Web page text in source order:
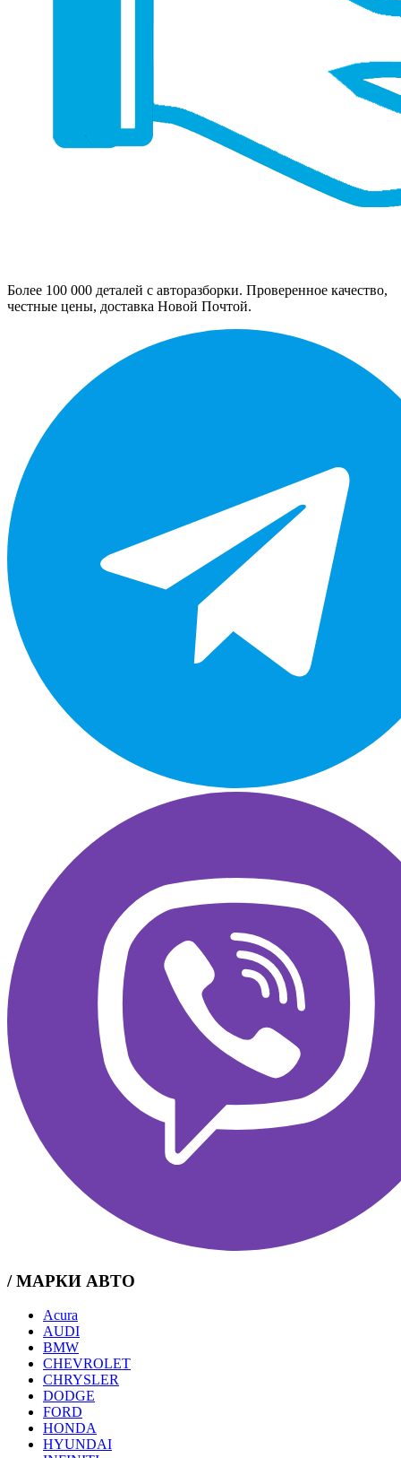
Более 100 000 деталей с авторазборки. Проверенное качество,
честные цены, доставка Новой Почтой.
/ МАРКИ АВТО
Acura
AUDI
BMW
CHEVROLET
CHRYSLER
DODGE
FORD
HONDA
HYUNDAI